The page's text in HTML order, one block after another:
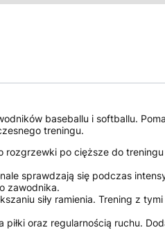
baseballu i softballu.
treningu.
po cięższe do treningu
sprawdzają się podczas
zawodnika.
siły ramienia. Trening z tymi
oraz regularnością ruchu.